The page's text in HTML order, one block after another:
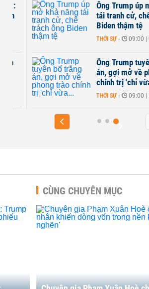
còn
Ông Trump úp
tái tranh cử,
Biden thậm tệ
THỜI SỰ - 09:00 |
Ông Trump
án, gợi mở về
chính trị 'chỉ
THỜI SỰ - 09:00 |
CÙNG CHUYÊN MỤC